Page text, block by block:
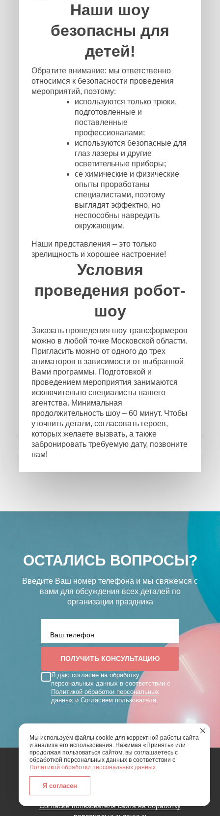
Наши шоу
безопасны для
детей!
Обратите внимание: мы ответственно
относимся к безопасности проведения
мероприятий, поэтому:
используются только трюки,
подготовленные и
поставленные
профессионалами;
используются безопасные для
глаз лазеры и другие
осветительные приборы;
се химические и физические
опыты проработаны
специалистами, поэтому
выглядят эффектно, но
неспособны навредить
окружающим.
Наши представления – это только
зрелищность и хорошее настроение!
Условия
проведения робот-
шоу
Заказать проведения шоу трансформеров
можно в любой точке Московской области.
Пригласить можно от одного до трех
аниматоров в зависимости от выбранной
Вами программы. Подготовкой и
проведением мероприятия занимаются
исключительно специалисты нашего
агентства. Минимальная
продолжительность шоу – 60 минут. Чтобы
уточнить детали, согласовать героев,
которых желаете вызвать, а также
забронировать требуемую дату, позвоните
нам!
ОСТАЛИСЬ ВОПРОСЫ?
Введите Ваш номер телефона и мы свяжемся с
вами для обсуждения всех деталей по
организации праздника
Я даю согласие на обработку
персональных данных в соответствии с
Политикой обработки персональных
данных и Согласием пользователя
2026 | Art Mix Show - творческая группа
Карта сайта
Политика конфиденциальности
Согласие пользователя сайта на обработку
Мы используем файлы cookie для корректной работы сайта
и анализа его использования. Нажимая «Принять» или
продолжая пользоваться сайтом, вы соглашаетесь с
обработкой персональных данных в соответствии с
Политикой обработки персональных данных.
Я согласен